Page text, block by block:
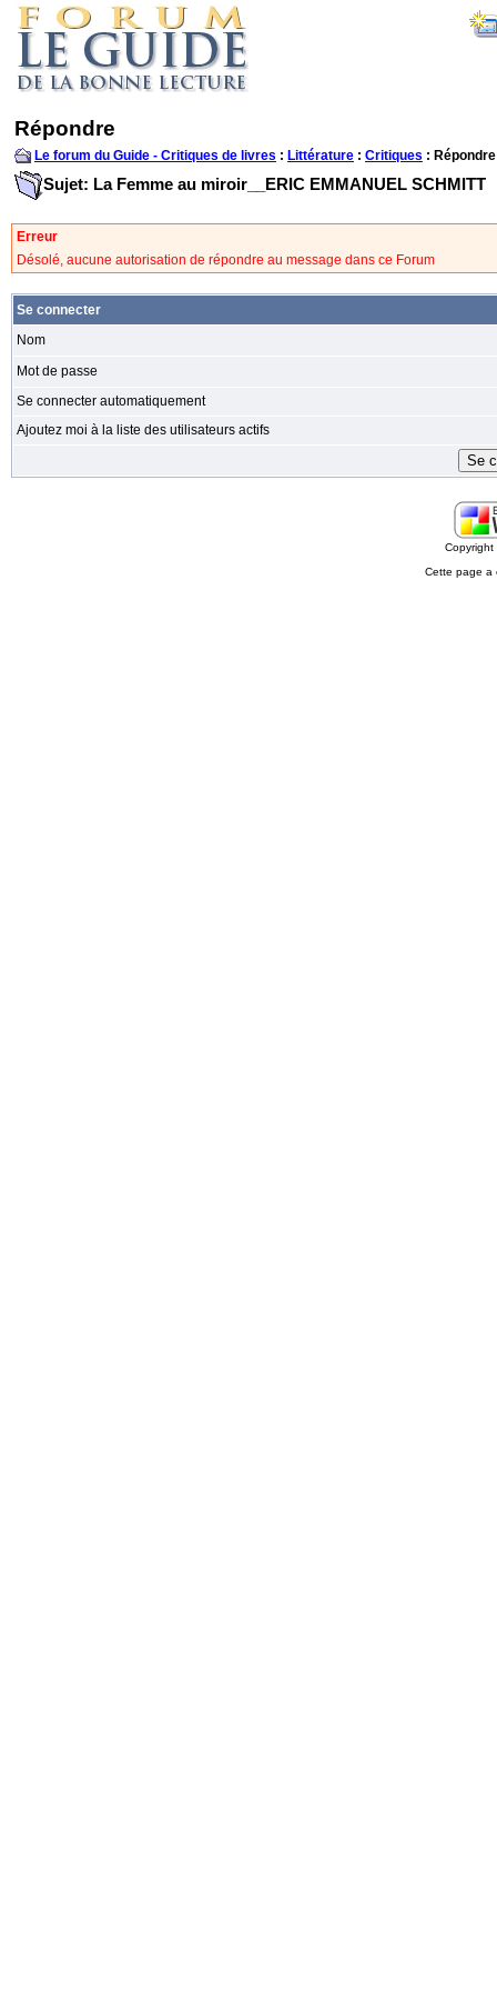
Répondre
Le forum du Guide - Critiques de livres : Littérature : Critiques : Répondre
Sujet: La Femme au miroir__ERIC EMMANUEL SCHMITT
Erreur
Désolé, aucune autorisation de répondre au message dans ce Forum
Se connecter
Nom
Mot de passe
Se connecter automatiquement
Ajoutez moi à la liste des utilisateurs actifs
Cette page a